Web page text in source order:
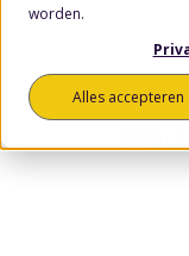
worden.
Alles accepteren